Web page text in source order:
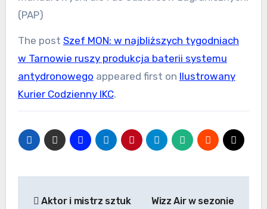
(PAP)
The post Szef MON: w najbliższych tygodniach
w Tarnowie ruszy produkcja baterii systemu
antydronowego appeared first on Ilustrowany
Kurier Codzienny IKC.
Aktor i mistrz sztuk Wizz Air w sezonie